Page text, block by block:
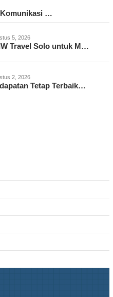
Komunikasi …
5, 2026
Travel Solo untuk M…
2, 2026
Tetap Terbaik…